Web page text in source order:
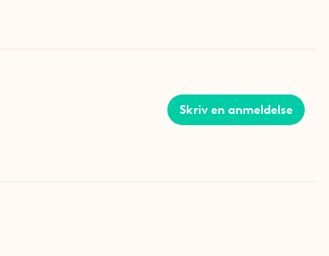
ikke har en ophængningsstrop.
Skriv en anmeldelse